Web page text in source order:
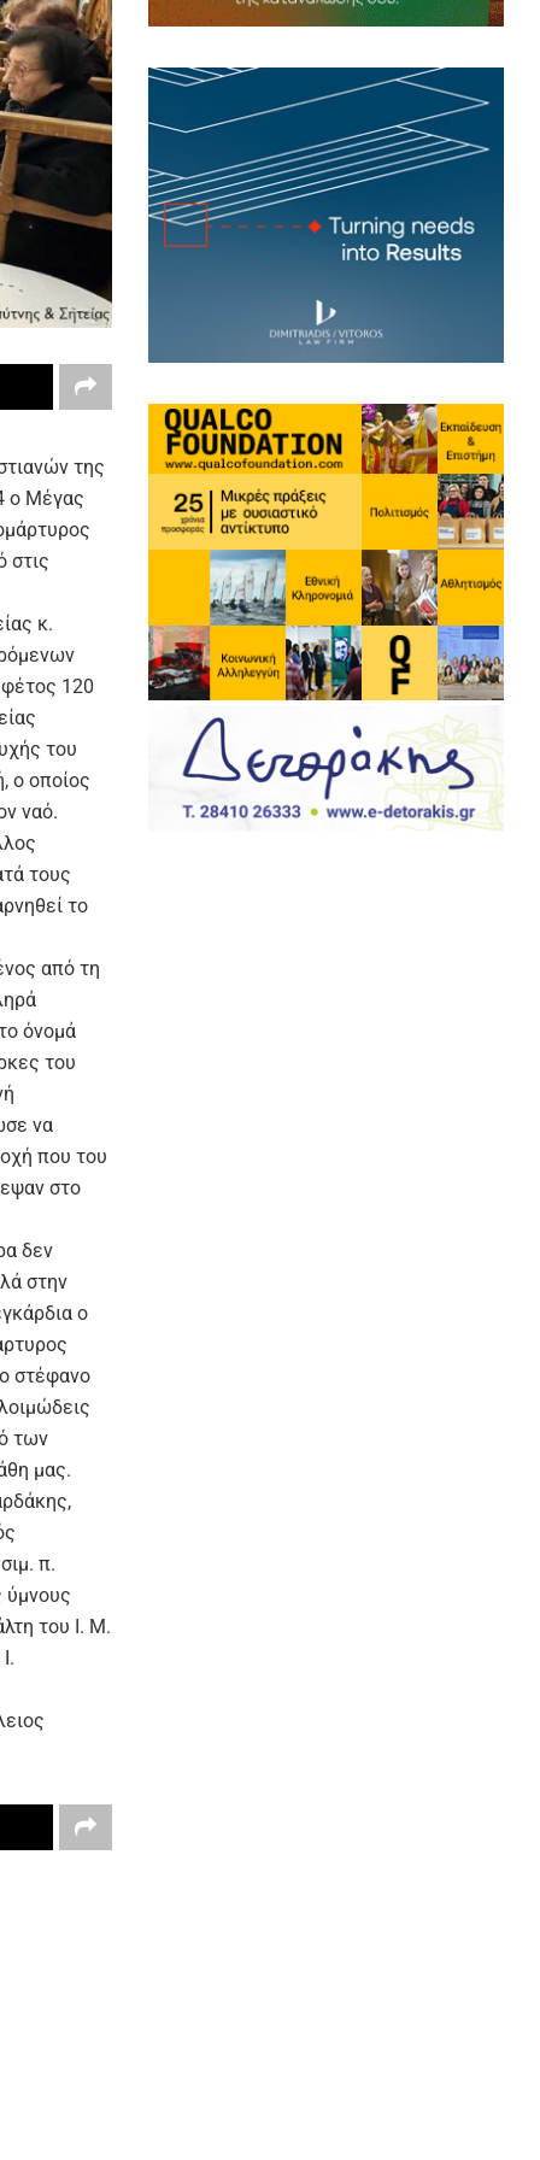
της
ο Μέγας
στις
κ.
120
του
ο οποίος
ναό.
τους
το
από τη
όνομά
του
να
που του
στο
δεν
στην
ο
στέφανο
των
μας.
π.
ύμνους
του Ι. Μ.